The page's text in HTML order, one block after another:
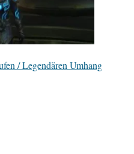
/ Legendären Umhang